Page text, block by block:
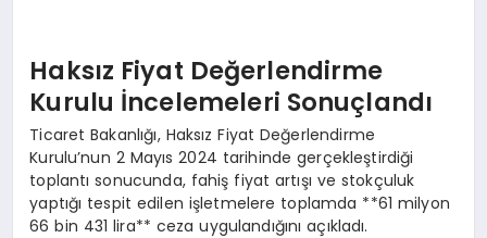
Haksız Fiyat Değerlendirme
Kurulu İncelemeleri Sonuçlandı
Ticaret Bakanlığı, Haksız Fiyat Değerlendirme
Kurulu’nun 2 Mayıs 2024 tarihinde gerçekleştirdiği
toplantı sonucunda, fahiş fiyat artışı ve stokçuluk
yaptığı tespit edilen işletmelere toplamda **61 milyon
66 bin 431 lira** ceza uygulandığını açıkladı.